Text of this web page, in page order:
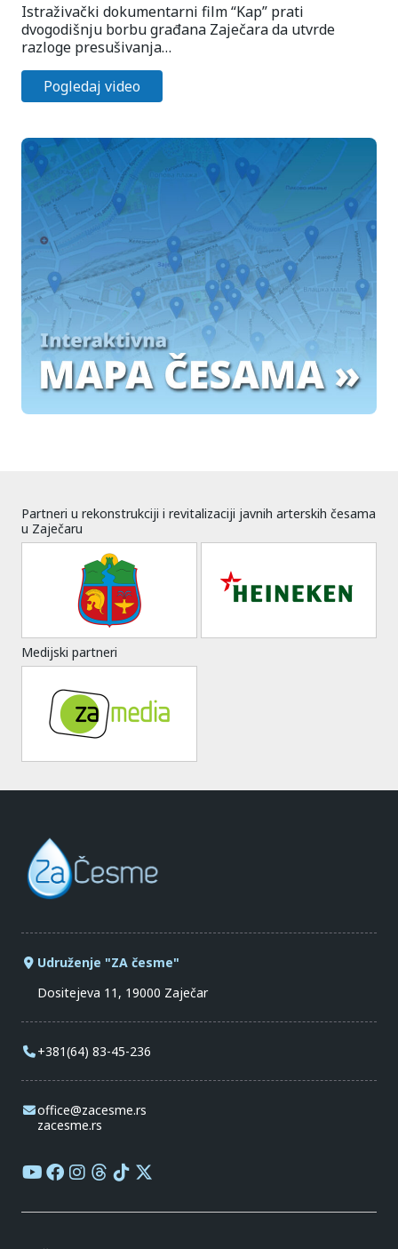
Istraživački dokumentarni film “Kap” prati
dvogodišnju borbu građana Zaječara da utvrde
razloge presušivanja…
Pogledaj video
Partneri u rekonstrukciji i revitalizaciji javnih arterskih česama
u Zaječaru
Medijski partneri
Udruženje "ZA česme"
Dositejeva 11, 19000 Zaječar
+381(64) 83-45-236
office@zacesme.rs
zacesme.rs